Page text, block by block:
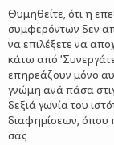
Η ζωή με το
Θυμηθείτε, ότι η
συμφερόντων δεν
να επιλέξετε να
κάτω από
επηρεάζουν μόνο
γνώμη ανά πάσα
δεξιά γωνία του
διαφημίσεων, όπου
σας.